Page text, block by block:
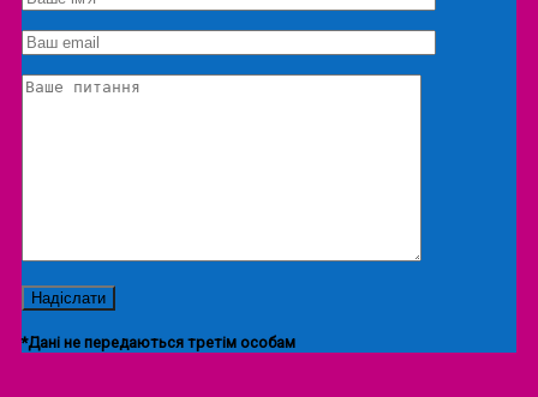
Екскурсія/локація
*Дані не передаються третім особам